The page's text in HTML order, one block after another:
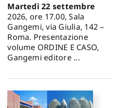
Martedì 22 settembre
2026, ore 17.00, Sala
Gangemi, via Giulia, 142 –
Roma. Presentazione
volume ORDINE E CASO,
Gangemi editore ...